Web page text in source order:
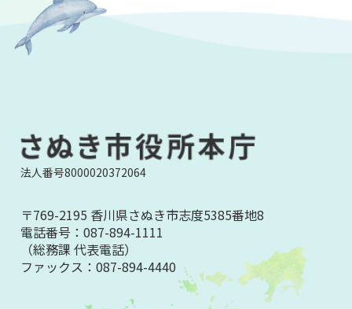
法人番号8000020372064
〒769-2195 香川県さぬき市志度5385番地8
電話番号：087-894-1111
（総務課 代表電話）
ファックス：087-894-4440